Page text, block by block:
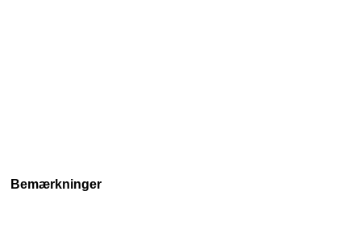
Bemærkninger